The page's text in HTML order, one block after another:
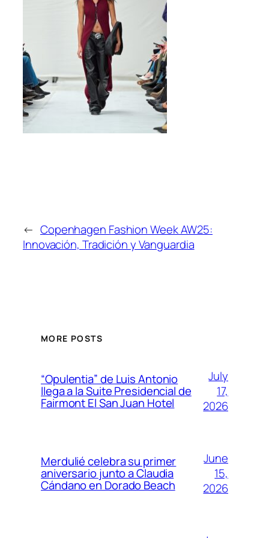
← Copenhagen Fashion Week AW25:
Innovación, Tradición y Vanguardia
MORE POSTS
“Opulentia” de Luis Antonio
llega a la Suite Presidencial de
Fairmont El San Juan Hotel
July
17,
2026
Merdulié celebra su primer
aniversario junto a Claudia
Cándano en Dorado Beach
June
15,
2026